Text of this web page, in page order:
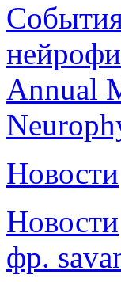
Annual
Новости
Новости
фр.